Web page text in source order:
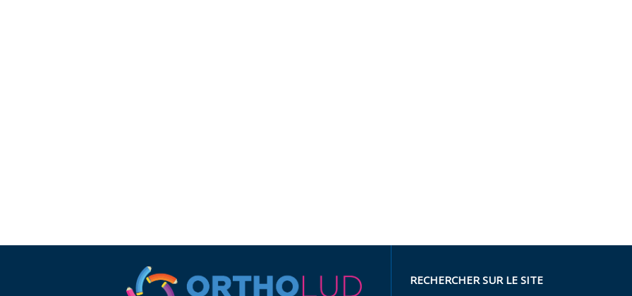
RECHERCHER SUR LE SITE